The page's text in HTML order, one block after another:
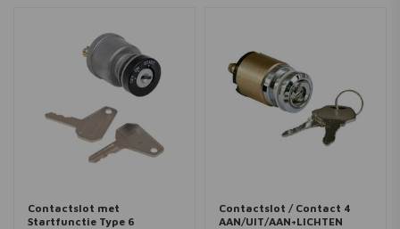
Contactslot met
Startfunctie Type 6
Contactslot / Contact 4
AAN/UIT/AAN+LICHTEN